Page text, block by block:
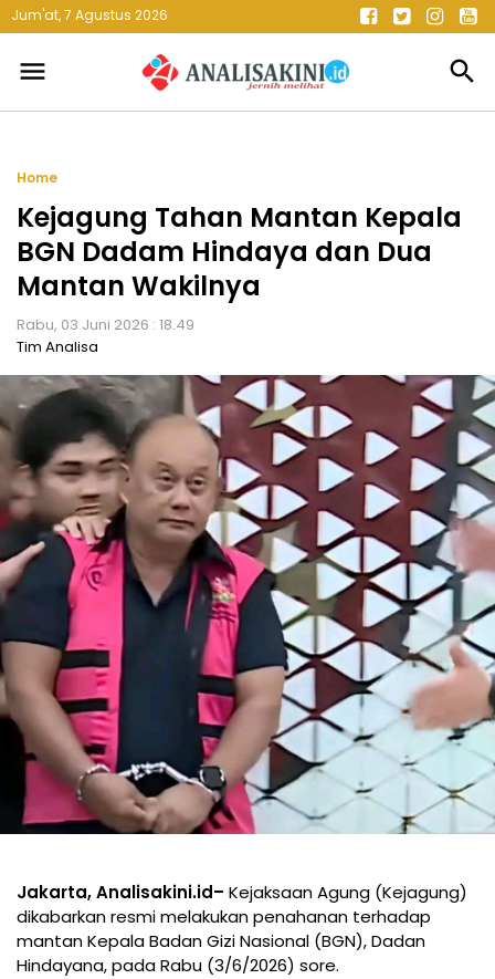
Jum'at, 7 Agustus 2026
menu search
Home
Kejagung Tahan Mantan Kepala
BGN Dadam Hindaya dan Dua
Mantan Wakilnya
Rabu, 03 Juni 2026 : 18.49
Tim Analisa
Jakarta, Analisakini.id– Kejaksaan Agung (Kejagung)
dikabarkan resmi melakukan penahanan terhadap
mantan Kepala Badan Gizi Nasional (BGN), Dadan
Hindayana, pada Rabu (3/6/2026) sore.